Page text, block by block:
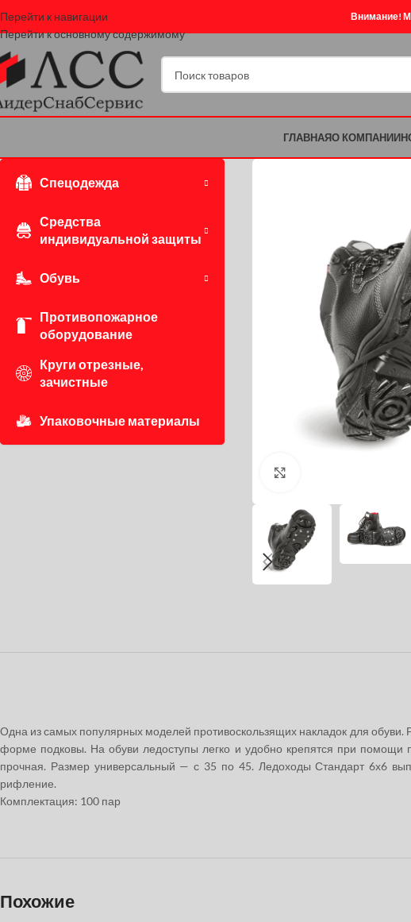
Перейти к навигации
Перейти к основному содержимому
Внимание!
ГЛАВНАЯО КОМПАНИИ
Спецодежда
Средства
индивидуальной защиты
Обувь
Противопожарное
оборудование
Круги отрезные,
зачистные
Упаковочные материалы
Одна из самых популярных моделей противоскользящих накладок для
форме подковы. На обуви ледоступы легко и удобно крепятся при помощи
прочная. Размер универсальный — с 35 по 45. Ледоходы Стандарт 6х6
рифление.
Комплектация: 100 пар
Похожие